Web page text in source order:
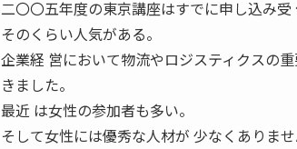
二〇〇五年度の東京講座はすでに申し込み受
そのくらい人気がある。
企業経 営において物流やロジスティクスの
きました。
最近 は女性の参加者も多い。
そして女性には優秀な人材が 少なくありませ